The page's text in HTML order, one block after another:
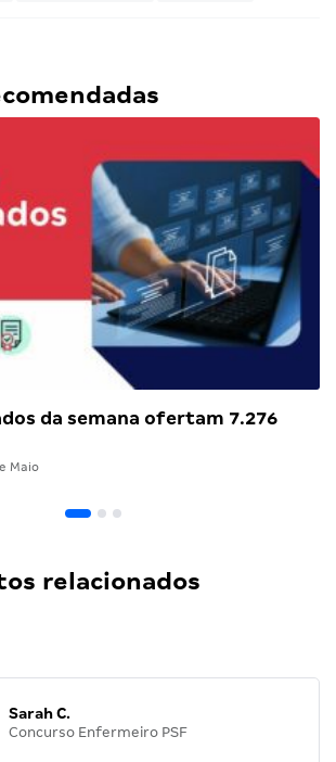
da semana ofertam 7.276
Maio
relacionados
Sarah C.
Concurso Enfermeiro PSF